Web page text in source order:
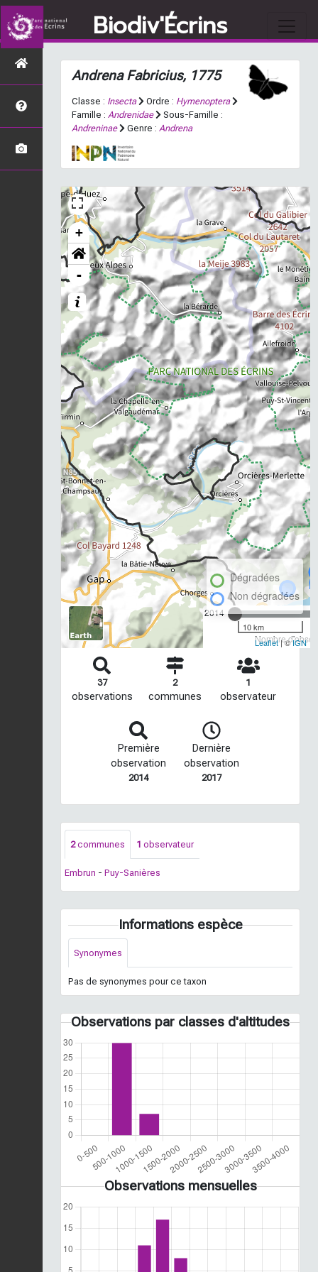
Biodiv'Écrins
AndrenaFabricius, 1775
Classe : Insecta Ordre : Hymenoptera
Famille : Andrenidae
Sous-Famille :
Andreninae
Genre : Andrena
+
-
2014
Nombre
Dégradées
Non dégradées
10 km
Leaflet| ©IGN
37
observations
2
communes
1
observateur
Première
observation
2014
Dernière
observation
2017
2communes 1 observateur
Embrun - Puy-Sanières
Informations espèce
Synonymes
Pas de synonymes pour ce taxon
Observations par classes d'altitudes
Observations mensuelles